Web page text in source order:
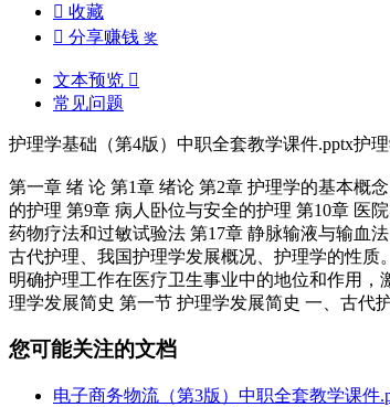
 收藏
 分享赚钱 奖
文本预览 
常见问题
护理学基础（第4版）中职全套教学课件.pptx护
第一章 绪 论 第1章 绪论 第2章 护理学的基本概
的护理 第9章 病人卧位与安全的护理 第10章 医
药物疗法和过敏试验法 第17章 静脉输液与输血
古代护理、我国护理学发展概况、护理学的性
明确护理工作在医疗卫生事业中的地位和作用
理学发展简史 第一节 护理学发展简史 一、古代
您可能关注的文档
电子商务物流（第3版）中职全套教学课件